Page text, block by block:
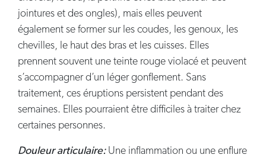
jointures et des ongles), mais elles peuvent
également se former sur les coudes, les genoux, les
chevilles, le haut des bras et les cuisses. Elles
prennent souvent une teinte rouge violacé et peuvent
s’accompagner d’un léger gonflement. Sans
traitement, ces éruptions persistent pendant des
semaines. Elles pourraient être difficiles à traiter chez
certaines personnes.
Douleur articulaire: Une inflammation ou une enflure